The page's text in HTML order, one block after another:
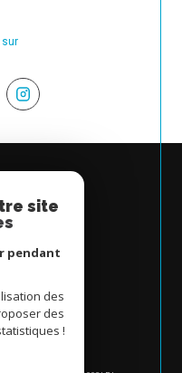
sur
site
pendant
des
des
!